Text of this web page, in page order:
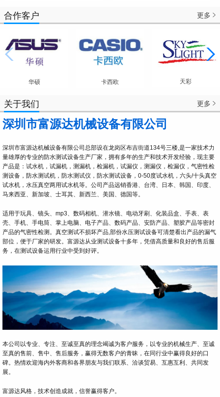
合作客户 更多 
华硕 卡西欧 天彩
关于我们 更多 
深圳市富源达机械设备有限公司
深圳市富源达机械设备有限公司总部设在龙岗区布吉街道134号三楼,是一家技术力
量雄厚的专业的防水测试设备生产厂家，拥有多年的生产和技术开发经验，现主要
产品是：试水机，试漏机，测漏机，检漏机，试漏仪，测漏仪，检漏仪，气密性检
测设备，防水测试机，防水测试仪，防水测试设备，0-50度试水机，六头/十头真空
试水机，水压真空两用试水机等。公司产品远销香港、台湾、日本、韩国、印度、
马来西亚、新加坡、士耳其、新西兰、美国、德国等。
适用于玩具、镜头、mp3、数码相机、潜水镜、电动牙刷、化装品盒、手表、表
壳、手机、手电筒、掌上电脑、电子产品、数码产品、安防产品、塑胶产品等密封
产品的气密性检测。真空测试不损坏产品,部份水压测试设备可清楚看出产品的漏气
部位，便于厂家的研发。富源达从业测试设备十多年，凭借高质量和良好的售后服
务，在测试设备运用行业中受到好评。
本公司以专业、专注、至诚至真的理念竭诚为客户服务，以专业的机械生产、至诚
至真的售前、售中、售后服务，赢得无数客户的青昧，在同行业中赢得良好的口
碑。热情欢迎海内外客商和各界朋友与我们联系、洽谈贸易、互惠互利、共同发
展。
富源达风格，技术创造成就，信誉赢得客户。